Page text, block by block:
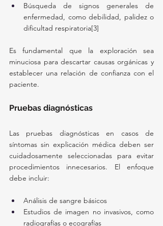
Búsqueda de signos generales de
enfermedad, como debilidad, palidez o
dificultad respiratoria[3]
Es fundamental que la exploración sea
minuciosa para descartar causas orgánicas y
establecer una relación de confianza con el
paciente.
Pruebas diagnósticas
Las pruebas diagnósticas en casos de
síntomas sin explicación médica deben ser
cuidadosamente seleccionadas para evitar
procedimientos innecesarios. El enfoque
debe incluir:
Análisis de sangre básicos
Estudios de imagen no invasivos, como
radiografías o ecografías